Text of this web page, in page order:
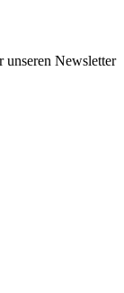
unseren Newsletter